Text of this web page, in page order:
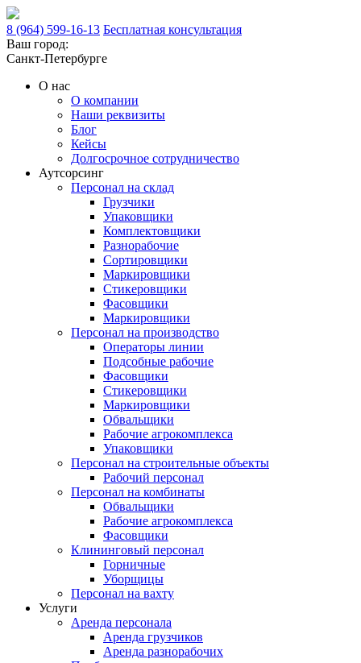
8 (964) 599-16-13 Бесплатная консультация
Ваш город:
Санкт-Петербурге
О нас
О компании
Наши реквизиты
Блог
Кейсы
Долгосрочное сотрудничество
Аутсорсинг
Персонал на склад
Грузчики
Упаковщики
Комплектовщики
Разнорабочие
Сортировщики
Маркировщики
Стикеровщики
Фасовщики
Маркировщики
Персонал на производство
Операторы линии
Подсобные рабочие
Фасовщики
Стикеровщики
Маркировщики
Обвальщики
Рабочие агрокомплекса
Упаковщики
Персонал на строительные объекты
Рабочий персонал
Персонал на комбинаты
Обвальщики
Рабочие агрокомплекса
Фасовщики
Клининговый персонал
Горничные
Уборщицы
Персонал на вахту
Услуги
Аренда персонала
Аренда грузчиков
Аренда разнорабочих